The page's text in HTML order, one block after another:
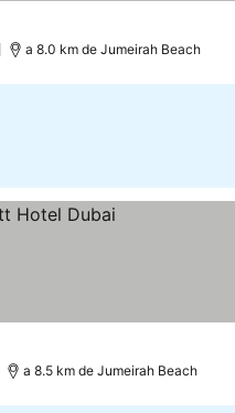
a 8.0 km de Jumeirah Beach
a 8.5 km de Jumeirah Beach